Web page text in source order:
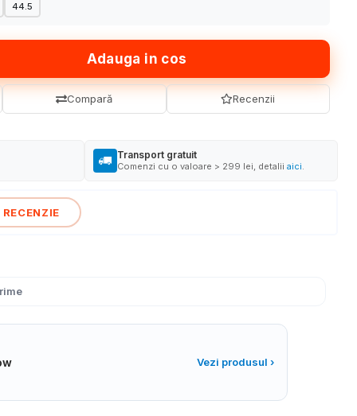
44.5
Adauga in cos
Compară Recenzii
Transport gratuit
Comenzi cu o valoare > 299 lei, detalii aici.
RECENZIE
Vezi produsul ›